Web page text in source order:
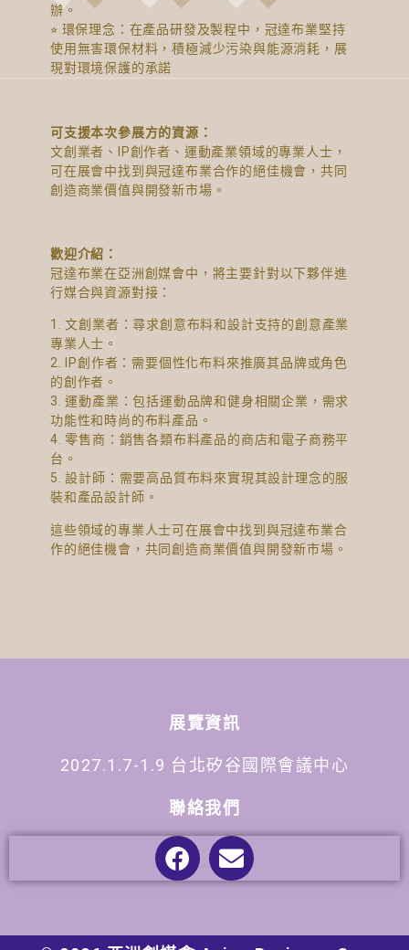
辦。
⭐︎ 環保理念：在產品研發及製程中，冠達布業堅持
使用無害環保材料，積極減少污染與能源消耗，展
現對環境保護的承諾
可支援本次參展方的資源：
文創業者、IP創作者、運動產業領域的專業人士，
可在展會中找到與冠達布業合作的絕佳機會，共同
創造商業價值與開發新市場。
歡迎介紹：
冠達布業在亞洲創媒會中，將主要針對以下夥伴進
行媒合與資源對接：
1. 文創業者：尋求創意布料和設計支持的創意產業
專業人士。
2. IP創作者：需要個性化布料來推廣其品牌或角色
的創作者。
3. 運動產業：包括運動品牌和健身相關企業，需求
功能性和時尚的布料產品。
4. 零售商：銷售各類布料產品的商店和電子商務平
台。
5. 設計師：需要高品質布料來實現其設計理念的服
裝和產品設計師。
這些領域的專業人士可在展會中找到與冠達布業合
作的絕佳機會，共同創造商業價值與開發新市場。
展覽資訊
2027.1.7-1.9 台北矽谷國際會議中心
聯絡我們